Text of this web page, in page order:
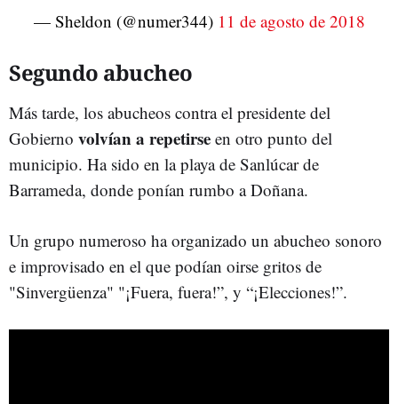
— Sheldon (@numer344) 11 de agosto de 2018
Segundo abucheo
Más tarde, los abucheos contra el presidente del
Gobierno volvían a repetirse en otro punto del
municipio. Ha sido en la playa de Sanlúcar de
Barrameda, donde ponían rumbo a Doñana.
Un grupo numeroso ha organizado un abucheo sonoro
e improvisado en el que podían oirse gritos de
"Sinvergüenza" "¡Fuera, fuera!”, y “¡Elecciones!”.